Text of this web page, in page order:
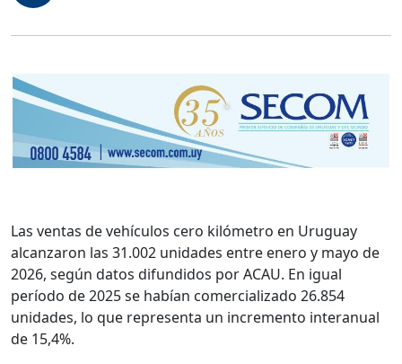
Las ventas de vehículos cero kilómetro en Uruguay
alcanzaron las 31.002 unidades entre enero y mayo de
2026, según datos difundidos por ACAU. En igual
período de 2025 se habían comercializado 26.854
unidades, lo que representa un incremento interanual
de 15,4%.